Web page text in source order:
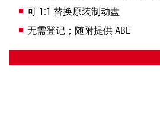
可 1:1 替换原装制动盘
无需登记；随附提供 ABE